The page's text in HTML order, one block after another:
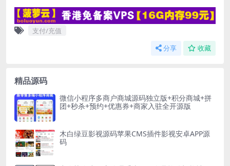
支付/充值
分享 收藏
精品源码
微信小程序多商户商城源码独立版+积分商城+拼
团+秒杀+预约+优惠券+商家入驻全开源版
木白绿豆影视源码苹果CMS插件影视安卓APP源
码